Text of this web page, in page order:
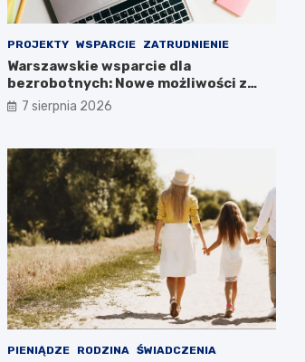
PROJEKTY WSPARCIE ZATRUDNIENIE
Warszawskie wsparcie dla
bezrobotnych: Nowe możliwości z
projektem FEM III
7 sierpnia 2026
PIENIĄDZE RODZINA ŚWIADCZENIA